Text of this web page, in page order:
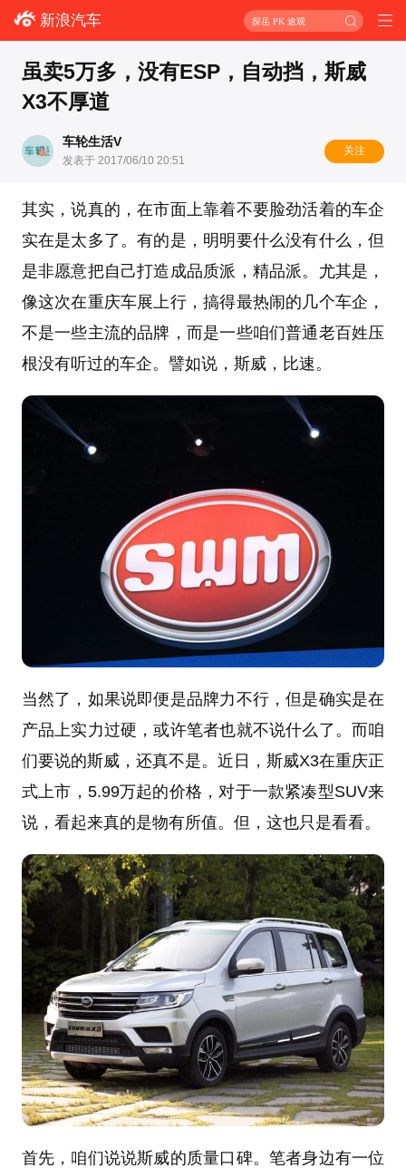
新浪汽车 探岳 PK 途观
虽卖5万多，没有ESP，自动挡，斯威
X3不厚道
车轮生活V
发表于 2017/06/10 20:51
关注
其实，说真的，在市面上靠着不要脸劲活着的车企
实在是太多了。有的是，明明要什么没有什么，但
是非愿意把自己打造成品质派，精品派。尤其是，
像这次在重庆车展上行，搞得最热闹的几个车企，
不是一些主流的品牌，而是一些咱们普通老百姓压
根没有听过的车企。譬如说，斯威，比速。
当然了，如果说即便是品牌力不行，但是确实是在
产品上实力过硬，或许笔者也就不说什么了。而咱
们要说的斯威，还真不是。近日，斯威X3在重庆正
式上市，5.99万起的价格，对于一款紧凑型SUV来
说，看起来真的是物有所值。但，这也只是看看。
首先，咱们说说斯威的质量口碑。笔者身边有一位